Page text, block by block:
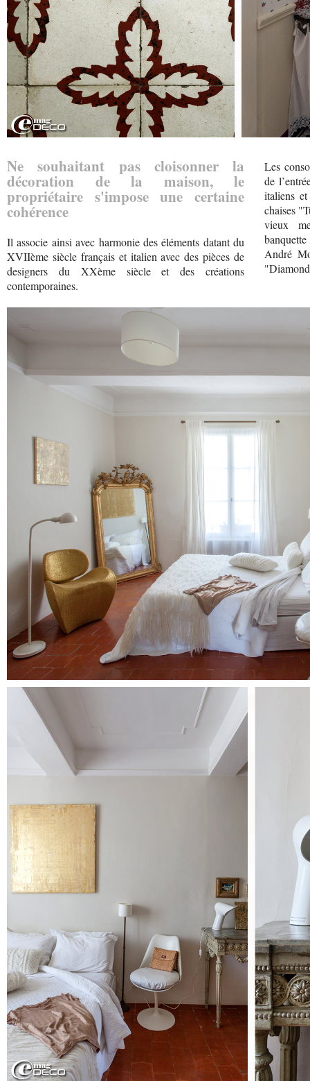
Ne souhaitant pas cloisonner la
décoration de la maison, le
propriétaire s'impose une certaine
cohérence
Il associe ainsi avec harmonie des éléments datant du
XVIIème siècle français et italien avec des pièces de
designers du XXème siècle et des créations
contemporaines.
Les
de
italiens
chaises
vieux
André